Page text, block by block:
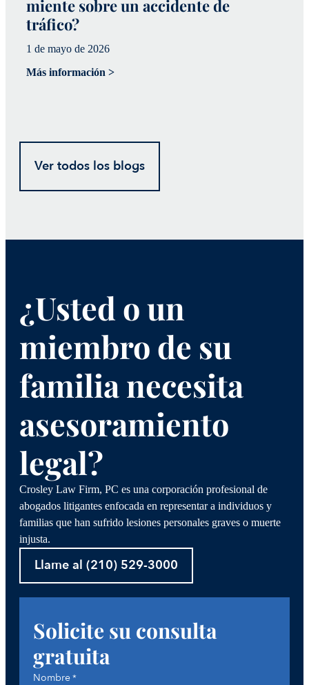
miente sobre un accidente de
tráfico?
1 de mayo de 2026
Más información >
Ver todos los blogs
¿Usted o un
miembro de su
familia necesita
asesoramiento
legal?
Crosley Law Firm, PC es una corporación profesional de
abogados litigantes enfocada en representar a individuos y
familias que han sufrido lesiones personales graves o muerte
injusta.
Llame al (210) 529-3000
Solicite su consulta
gratuita
Nombre*